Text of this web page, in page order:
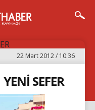
22 Mart 2012 / 10:36
SEFER